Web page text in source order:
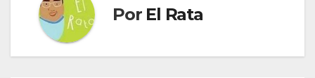
Por El Rata